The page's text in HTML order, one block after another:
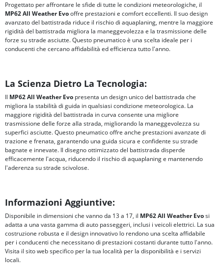
Progettato per affrontare le sfide di tutte le condizioni meteorologiche, il
MP62 All Weather Evooffre prestazioni e comfort eccellenti. Il suo design
avanzato del battistrada riduce il rischio di aquaplaning, mentre la maggiore
rigidità del battistrada migliora la maneggevolezza e la trasmissione delle
forze su strade asciutte. Questo pneumatico è una scelta ideale per i
conducenti che cercano affidabilità ed efficienza tutto l'anno.
La Scienza Dietro La Tecnologia:
Il MP62 All Weather Evo presenta un design unico del battistrada che
migliora la stabilità di guida in qualsiasi condizione meteorologica. La
maggiore rigidità del battistrada in curva consente una migliore
trasmissione delle forze alla strada, migliorando la maneggevolezza su
superfici asciutte. Questo pneumatico offre anche prestazioni avanzate di
trazione e frenata, garantendo una guida sicura e confidente su strade
bagnate e innevate. Il disegno ottimizzato del battistrada disperde
efficacemente l'acqua, riducendo il rischio di aquaplaning e mantenendo
l'aderenza su strade scivolose.
Informazioni Aggiuntive:
Disponibile in dimensioni che vanno da 13 a 17, il MP62 All Weather Evosi
adatta a una vasta gamma di auto passeggeri, inclusi i veicoli elettrici. La sua
costruzione robusta e il design innovativo lo rendono una scelta affidabile
per i conducenti che necessitano di prestazioni costanti durante tutto l'anno.
Visita il sito web specifico per la tua località per la disponibilità e i servizi
locali.